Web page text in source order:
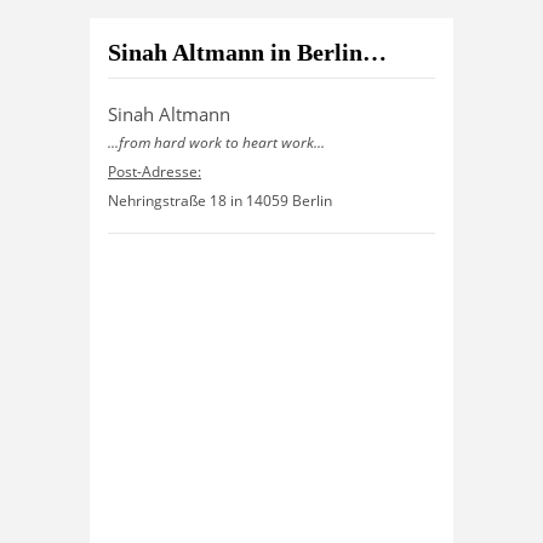
Sinah Altmann in Berlin…
Sinah Altmann
...from hard work to heart work...
Post-Adresse:
Nehringstraße 18 in 14059 Berlin